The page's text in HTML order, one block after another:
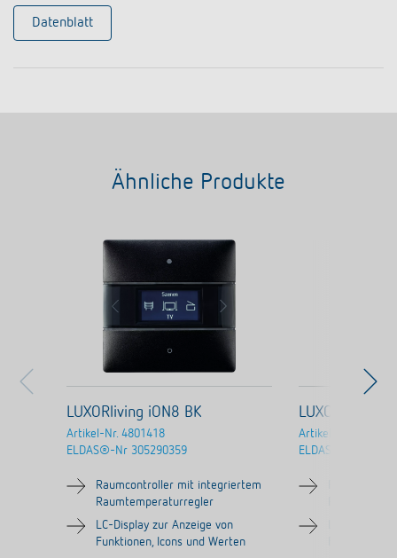
Datenblatt
Ähnliche Produkte
LUXORliving iON8 BK
Artikel-Nr. 4801418
ELDAS®-Nr 305290359
Raumcontroller mit integriertem
Raumtemperaturregler
LC-Display zur Anzeige von
Funktionen, Icons und Werten
LUXORliving
Artikel-Nr.
ELDAS®-Nr